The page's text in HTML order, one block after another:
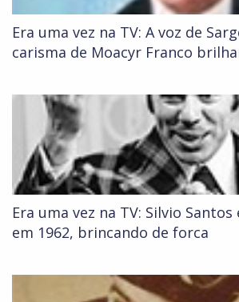
Era uma vez na TV: A voz de
carisma de Moacyr Franco
Era uma vez na TV: Silvio
em 1962, brincando de forca